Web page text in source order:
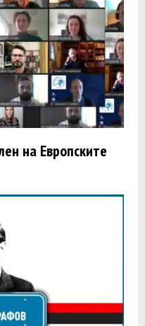
на Европските